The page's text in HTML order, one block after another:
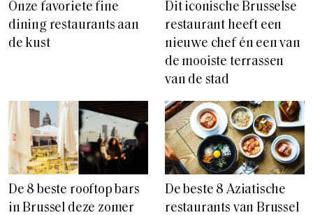
Onze favoriete fine
dining restaurants aan
de kust
Dit iconische Brusselse
restaurant heeft een
nieuwe chef én een van
de mooiste terrassen
van de stad
De 8 beste rooftop bars
in Brussel deze zomer
De beste 8 Aziatische
restaurants van Brussel